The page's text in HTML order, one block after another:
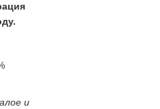
и